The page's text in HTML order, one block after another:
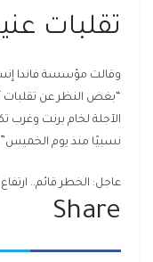
تقلبات
وقالت مؤسسة فاندا
“بغض النظر عن تقلبات
الآجلة لخام برنت
نسبيًا منذ يوم
عاجل: الخطر قائم..
Share